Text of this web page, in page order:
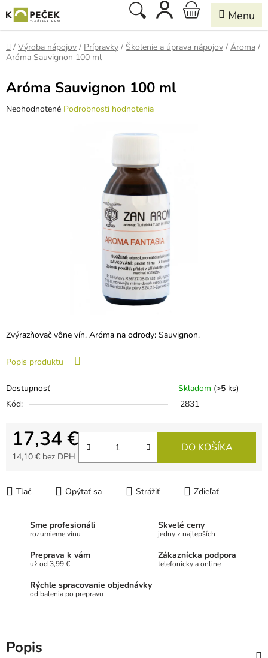
na
obsah
Hľadať
NÁKUPNÝ
KOŠÍK
Domov
/ Výroba nápojov / Prípravky / Školenie a úprava nápojov / Ároma /
Aróma Sauvignon 100 ml
Zvýrazňovač vône vín. Aróma na odrody: Sauvignon.
Popis produktu
Dostupnosť Skladom (>5 ks)
Kód:
2831
17,34 €
14,10 € bez DPH
DO KOŠÍKA
Tlač Opýtať sa Strážiť Zdieľať
Aróma Sauvignon 100 ml
Priemerné
Neohodnotené Podrobnosti hodnotenia
Sme profesionáli
rozumieme vínu
Skvelé ceny
jedny z najlepších
Preprava k vám
už od 3,99 €
Zákaznícka podpora
telefonicky a online
Rýchle spracovanie objednávky
od balenia po prepravu
Popis